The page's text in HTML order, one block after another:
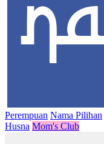
Perempuan Nama Pilihan
Husna Mom's Club